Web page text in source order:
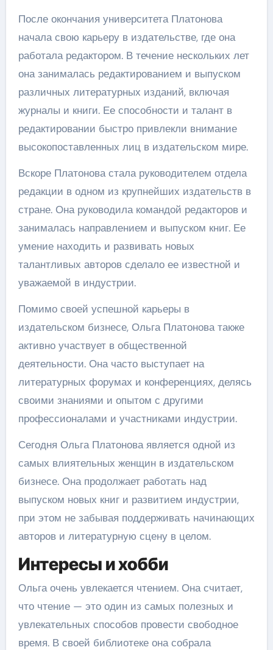
После окончания университета Платонова
начала свою карьеру в издательстве, где она
работала редактором. В течение нескольких лет
она занималась редактированием и выпуском
различных литературных изданий, включая
журналы и книги. Ее способности и талант в
редактировании быстро привлекли внимание
высокопоставленных лиц в издательском мире.
Вскоре Платонова стала руководителем отдела
редакции в одном из крупнейших издательств в
стране. Она руководила командой редакторов и
занималась направлением и выпуском книг. Ее
умение находить и развивать новых
талантливых авторов сделало ее известной и
уважаемой в индустрии.
Помимо своей успешной карьеры в
издательском бизнесе, Ольга Платонова также
активно участвует в общественной
деятельности. Она часто выступает на
литературных форумах и конференциях, делясь
своими знаниями и опытом с другими
профессионалами и участниками индустрии.
Сегодня Ольга Платонова является одной из
самых влиятельных женщин в издательском
бизнесе. Она продолжает работать над
выпуском новых книг и развитием индустрии,
при этом не забывая поддерживать начинающих
авторов и литературную сцену в целом.
Интересы и хобби
Ольга очень увлекается чтением. Она считает,
что чтение — это один из самых полезных и
увлекательных способов провести свободное
время. В своей библиотеке она собрала